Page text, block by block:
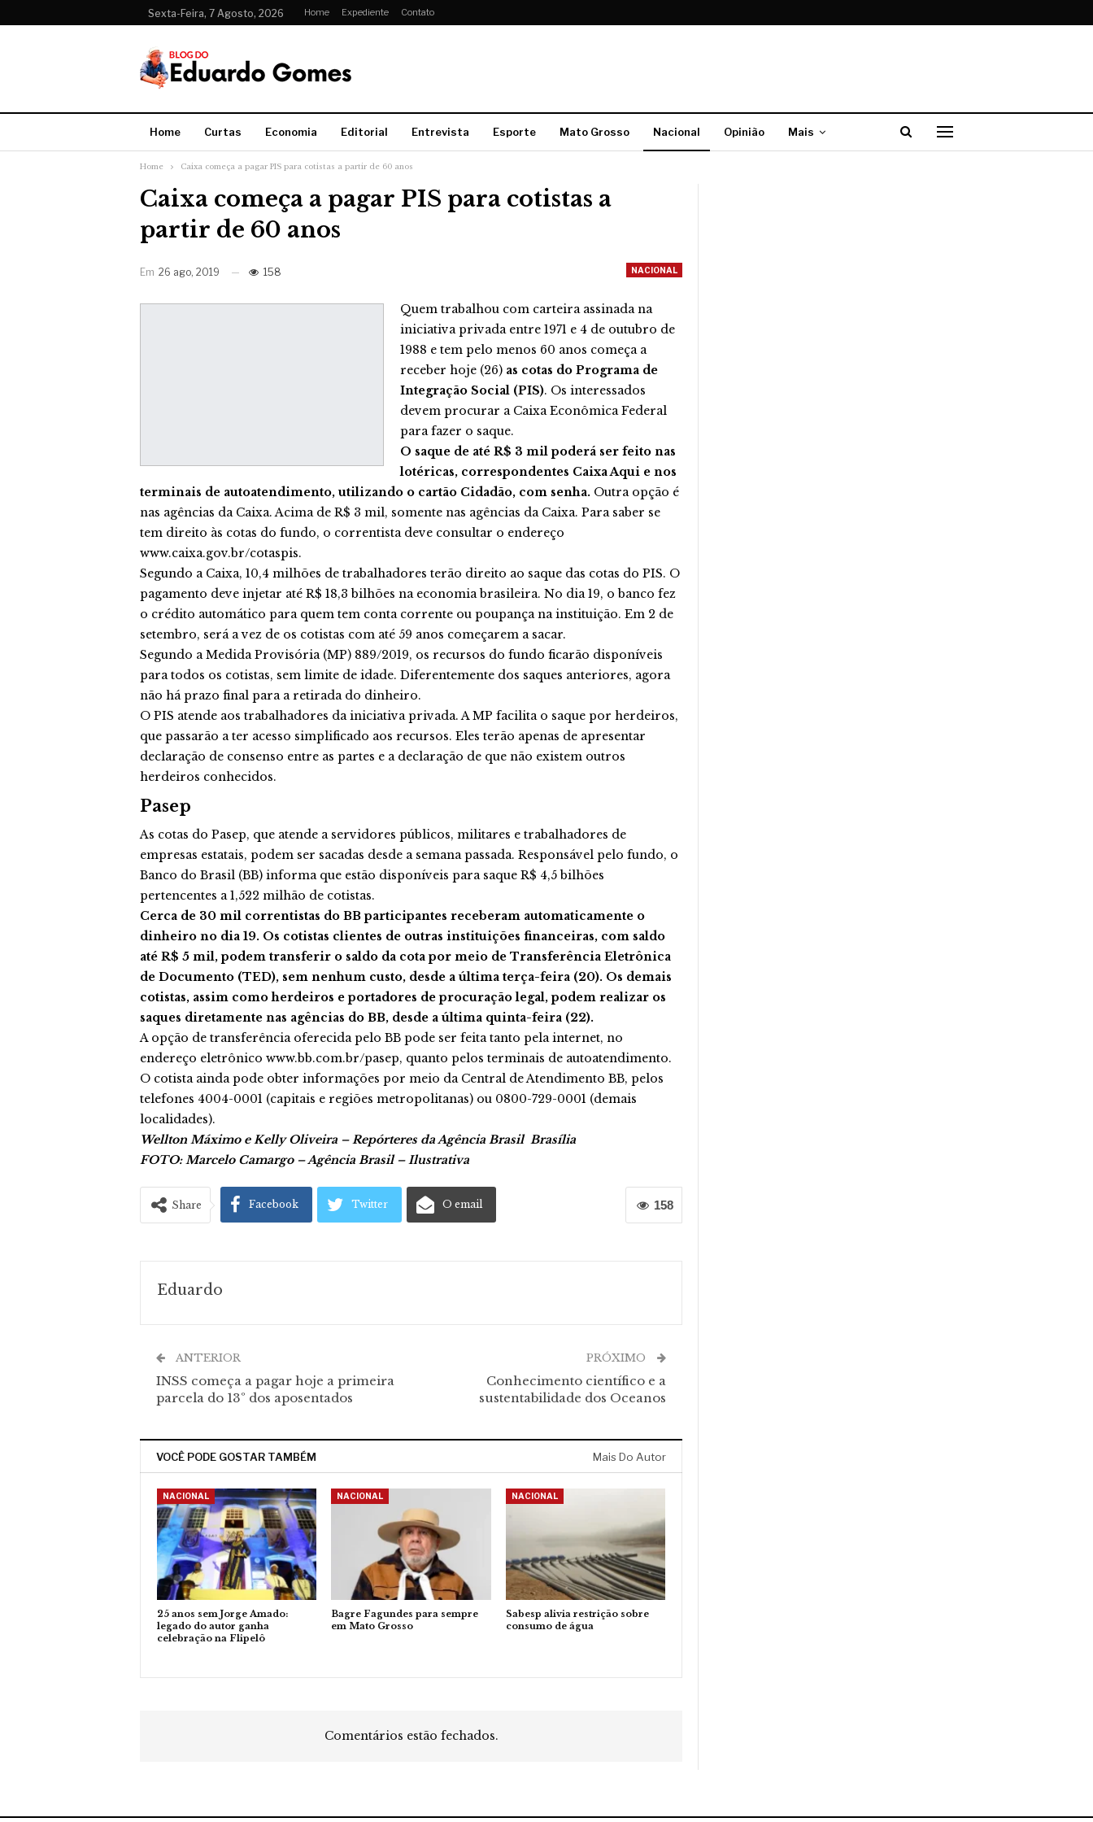
Sexta-Feira, 7 Agosto, 2026 Home Expediente Contato
Home Curtas Economia Editorial Entrevista Esporte Mato Grosso Nacional Opinião Mais
Home Caixa começa a pagar PIS para cotistas a partir de 60 anos
Caixa começa a pagar PIS para cotistas a
partir de 60 anos
NACIONAL
Em 26 ago, 2019 158
Quem trabalhou com carteira assinada na
iniciativa privada entre 1971 e 4 de outubro de
1988 e tem pelo menos 60 anos começa a
receber hoje (26) as cotas do Programa de
Integração Social (PIS). Os interessados
devem procurar a Caixa Econômica Federal
para fazer o saque.
O saque de até R$ 3 mil poderá ser feito nas
lotéricas, correspondentes Caixa Aqui e nos
terminais de autoatendimento, utilizando o cartão Cidadão, com senha. Outra opção é
nas agências da Caixa. Acima de R$ 3 mil, somente nas agências da Caixa. Para saber se
tem direito às cotas do fundo, o correntista deve consultar o endereço
www.caixa.gov.br/cotaspis.
Segundo a Caixa, 10,4 milhões de trabalhadores terão direito ao saque das cotas do PIS. O
pagamento deve injetar até R$ 18,3 bilhões na economia brasileira. No dia 19, o banco fez
o crédito automático para quem tem conta corrente ou poupança na instituição. Em 2 de
setembro, será a vez de os cotistas com até 59 anos começarem a sacar.
Segundo a Medida Provisória (MP) 889/2019, os recursos do fundo ficarão disponíveis
para todos os cotistas, sem limite de idade. Diferentemente dos saques anteriores, agora
não há prazo final para a retirada do dinheiro.
O PIS atende aos trabalhadores da iniciativa privada. A MP facilita o saque por herdeiros,
que passarão a ter acesso simplificado aos recursos. Eles terão apenas de apresentar
declaração de consenso entre as partes e a declaração de que não existem outros
herdeiros conhecidos.
Pasep
As cotas do Pasep, que atende a servidores públicos, militares e trabalhadores de
empresas estatais, podem ser sacadas desde a semana passada. Responsável pelo fundo, o
Banco do Brasil (BB) informa que estão disponíveis para saque R$ 4,5 bilhões
pertencentes a 1,522 milhão de cotistas.
Cerca de 30 mil correntistas do BB participantes receberam automaticamente o
dinheiro no dia 19. Os cotistas clientes de outras instituições financeiras, com saldo
até R$ 5 mil, podem transferir o saldo da cota por meio de Transferência Eletrônica
de Documento (TED), sem nenhum custo, desde a última terça-feira (20). Os demais
cotistas, assim como herdeiros e portadores de procuração legal, podem realizar os
saques diretamente nas agências do BB, desde a última quinta-feira (22).
A opção de transferência oferecida pelo BB pode ser feita tanto pela internet, no
endereço eletrônico www.bb.com.br/pasep, quanto pelos terminais de autoatendimento.
O cotista ainda pode obter informações por meio da Central de Atendimento BB, pelos
telefones 4004-0001 (capitais e regiões metropolitanas) ou 0800-729-0001 (demais
localidades).
Wellton Máximo e Kelly Oliveira – Repórteres da Agência Brasil Brasília
FOTO: Marcelo Camargo – Agência Brasil – Ilustrativa
158
Share Facebook Twitter O email
Eduardo
ANTERIOR
INSS começa a pagar hoje a primeira
parcela do 13º dos aposentados
PRÓXIMO
Conhecimento científico e a
sustentabilidade dos Oceanos
VOCÊ PODE GOSTAR TAMBÉM Mais Do Autor
NACIONAL
25 anos sem Jorge Amado:
legado do autor ganha
celebração na Flipelô
NACIONAL
Bagre Fagundes para sempre
em Mato Grosso
NACIONAL
Sabesp alivia restrição sobre
consumo de água
Comentários estão fechados.